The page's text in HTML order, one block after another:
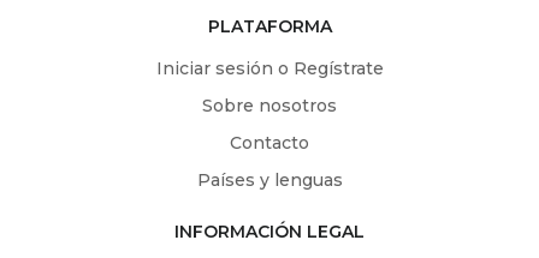
PLATAFORMA
Iniciar sesión o Regístrate
Sobre nosotros
Contacto
Países y lenguas
INFORMACIÓN LEGAL